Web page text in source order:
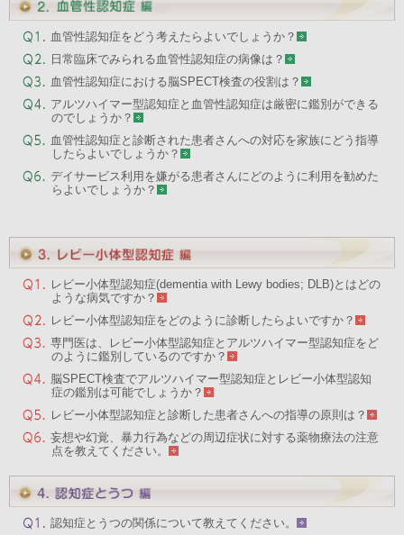
血管性認知症をどう考えたらよいでしょうか？
日常臨床でみられる血管性認知症の病像は？
血管性認知症における脳SPECT検査の役割は？
アルツハイマー型認知症と血管性認知症は厳密に鑑別ができる
のでしょうか？
血管性認知症と診断された患者さんへの対応を家族にどう指導
したらよいでしょうか？
デイサービス利用を嫌がる患者さんにどのように利用を勧めた
らよいでしょうか？
レビー小体型認知症(dementia with Lewy bodies; DLB)とはどの
ような病気ですか？
レビー小体型認知症をどのように診断したらよいですか？
専門医は、レビー小体型認知症とアルツハイマー型認知症をど
のように鑑別しているのですか？
脳SPECT検査でアルツハイマー型認知症とレビー小体型認知
症の鑑別は可能でしょうか？
レビー小体型認知症と診断した患者さんへの指導の原則は？
妄想や幻覚、暴力行為などの周辺症状に対する薬物療法の注意
点を教えてください。
認知症とうつの関係について教えてください。